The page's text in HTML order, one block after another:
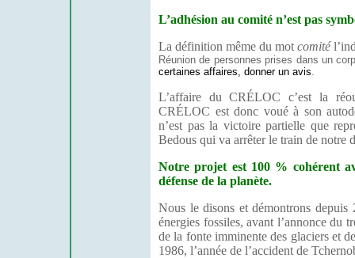
L’adhésion au comité n’est pas
La définition même du mot comité
Réunion de personnes prises dans un
certaines affaires, donner un avis.
L’affaire du CRÉLOC c’est la
CRÉLOC est donc voué à son
n’est pas la victoire partielle que
Bedous qui va arrêter le train de notre
Notre projet est 100 % cohérent
défense de la planète.
Nous le disons et démontrons
énergies fossiles, avant l’annonce du
de la fonte imminente des glaciers et
1986, l’année de l’accident de